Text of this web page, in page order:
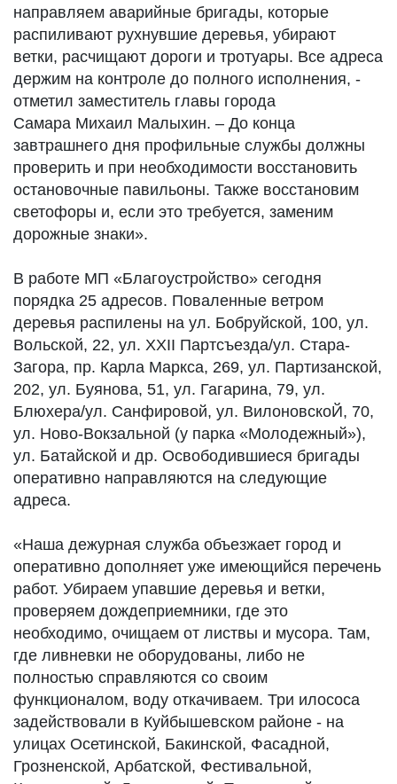
направляем аварийные бригады, которые
распиливают рухнувшие деревья, убирают
ветки, расчищают дороги и тротуары. Все адреса
держим на контроле до полного исполнения, -
отметил заместитель главы города
Самара Михаил Малыхин. – До конца
завтрашнего дня профильные службы должны
проверить и при необходимости восстановить
остановочные павильоны. Также восстановим
светофоры и, если это требуется, заменим
дорожные знаки».
В работе МП «Благоустройство» сегодня
порядка 25 адресов. Поваленные ветром
деревья распилены на ул. Бобруйской, 100, ул.
Вольской, 22, ул. XXII Партсъезда/ул. Стара-
Загора, пр. Карла Маркса, 269, ул. Партизанской,
202, ул. Буянова, 51, ул. Гагарина, 79, ул.
Блюхера/ул. Санфировой, ул. ВилоновскоЙ, 70,
ул. Ново-Вокзальной (у парка «Молодежный»),
ул. Батайской и др. Освободившиеся бригады
оперативно направляются на следующие
адреса.
«Наша дежурная служба объезжает город и
оперативно дополняет уже имеющийся перечень
работ. Убираем упавшие деревья и ветки,
проверяем дождеприемники, где это
необходимо, очищаем от листвы и мусора. Там,
где ливневки не оборудованы, либо не
полностью справляются со своим
функционалом, воду откачиваем. Три илососа
задействовали в Куйбышевском районе - на
улицах Осетинской, Бакинской, Фасадной,
Грозненской, Арбатской, Фестивальной,